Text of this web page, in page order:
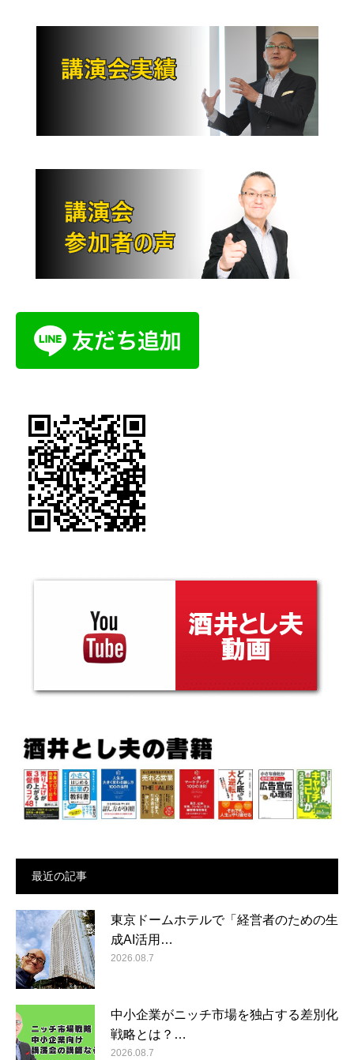
最近の記事
東京ドームホテルで「経営者のための生
成AI活用…
2026.08.7
中小企業がニッチ市場を独占する差別化
戦略とは？…
2026.08.7